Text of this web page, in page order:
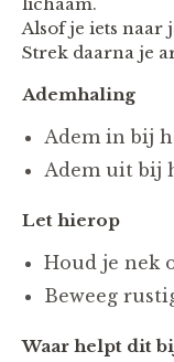
Alsof je iets naar
Strek daarna je
Ademhaling
Adem in bij
Adem uit bij
Let hierop
Houd je nek
Beweeg
Waar helpt dit